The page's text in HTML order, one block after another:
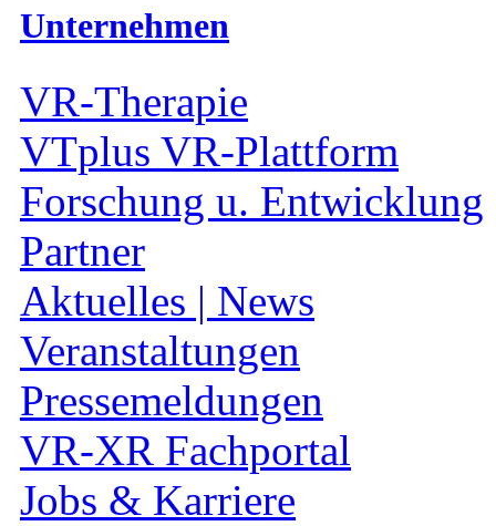
Unternehmen
VR-Therapie
VTplus VR-Plattform
Forschung u. Entwicklung
Partner
Aktuelles | News
Veranstaltungen
Pressemeldungen
VR-XR Fachportal
Jobs & Karriere